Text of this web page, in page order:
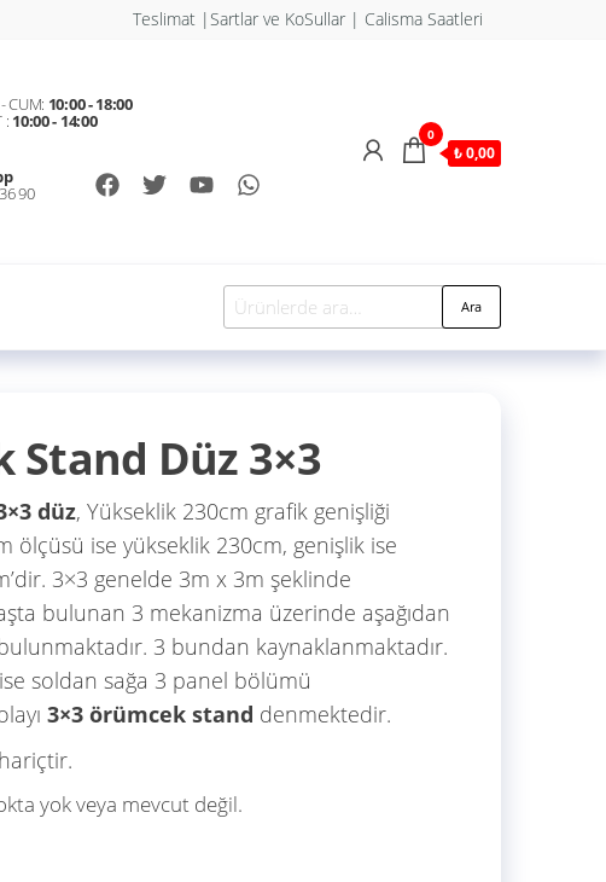
Teslimat |Sartlar ve KoSullar | Calisma Saatleri
CUM: 10:00 - 18:00
: 10:00 - 14:00
90
0
₺ 0,00
Ara
Stand Düz 3×3
düz, Yükseklik 230cm grafik genişliği
ölçüsü ise yükseklik 230cm, genişlik ise
3×3 genelde 3m x 3m şeklinde
bulunan 3 mekanizma üzerinde aşağıdan
3 bundan kaynaklanmaktadır.
soldan sağa 3 panel bölümü
3×3 örümcek stand denmektedir.
yok veya mevcut değil.